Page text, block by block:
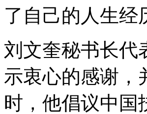
了自己的人生经
刘文奎秘书长代
示衷心的感谢，
时，他倡议中国